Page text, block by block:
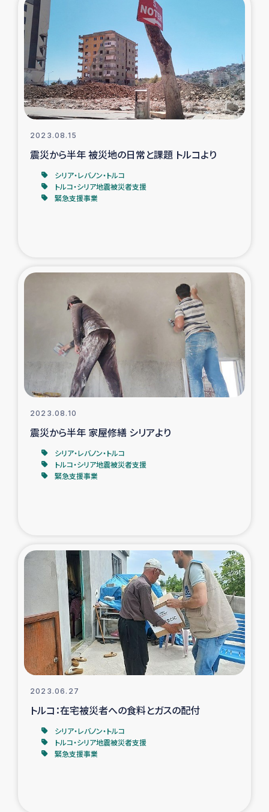
タイ国境ミャンマー移民子ども支援
漁民によるマングローブ植林活動
レバノンでのシリア難民への食糧・越冬支援
レバノンにおける緊急支援
レバノンでのシリア難民への教育支援事業
海外ルーツの市民との共生
仮設住宅生活支援・農業復興支援
漁業復興支援
インターン・ボランティア日誌
居場所づくり
ガザ地区での公園の緑化を通じた支援事業
ガザ地区における被災住民への緊急支援
ガザ地区酪農を通した女性グループの生計支援
ふりかけ普及と食生活改善による栄養改善事業
フェアトレード事業
緊急支援事業
女性の生計向上を通じた子どもの栄養改善事業
2023.08.15
震災から半年 被災地の日常と課題 トルコより
シリア・レバノン・トルコ
トルコ・シリア地震被災者支援
緊急支援事業
2023.08.10
震災から半年 家屋修繕 シリアより
シリア・レバノン・トルコ
トルコ・シリア地震被災者支援
緊急支援事業
2023.06.27
トルコ：在宅被災者への食料とガスの配付
シリア・レバノン・トルコ
トルコ・シリア地震被災者支援
緊急支援事業